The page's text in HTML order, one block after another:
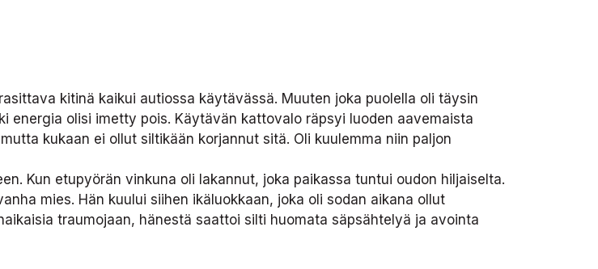
kitinä kaikui autiossa käytävässä. Muuten joka puolella oli täysin
energia olisi imetty pois. Käytävän kattovalo räpsyi Iuoden aavemaista
kukaan ei ollut siltikään korjannut sitä. Oli kuulemma niin paljon
Kun etupyörän vinkuna oli lakannut, joka paikassa tuntui oudon hiljaiselta.
mies. Hän kuului siihen ikäluokkaan, joka oli sodan aikana ollut
traumojaan, hänestä saattoi silti huomata säpsähtelyä ja avointa